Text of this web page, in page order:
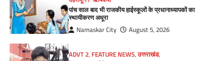
पांच साल बाद भी राजकीय हाईस्कूलों के प्रधानाध्यापकों का
स्थायीकरण अधूरा
Namaskar City August 5, 2026
ADVT 2, FEATURE NEWS,उत्तराखंड,